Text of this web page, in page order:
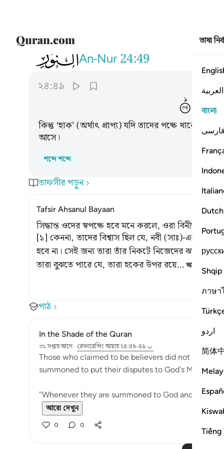
ভাষা
العربية
বাংলা
Dutch
Shqip
ภาษา
اردو
简体
024An-Nur24:49
وان يكن لهم الحق ياتوا اليه مذعنين
২৪:৪৯
কিন্তু ‘হাক’ (অর্থাৎ প্রাপ্য) যদি তাদের পক্ষে থাকে
আসে।
শব্দে শব্দে
তাফসীর পড়ুন
Tafsir Ahsanul Bayaan
সিদ্ধান্ত ওদের স্বপক্ষে হবে মনে করলে, ওরা
[১] কেননা, তাদের বিশ্বাস ছিল যে, নবী (সাঃ)-এর
হবে না। সেই জন্য তারা তাঁর নিকটে নিজেদের ঝগড়া-
তারা বুঝতে পারে যে, তারা হকের উপর রয়ে…আরও পড়ুন
পাঠ
In the Shade of the Quran
৩১ সপ্তাহ আগে · রেফারেন্সিংআয়াহ ২৪:৪৮-৪৯
Those who claimed to be believers did not
summoned to put their disputes to God's
"Whenever they are summoned to God and His
আরো দেখুন
০ ০